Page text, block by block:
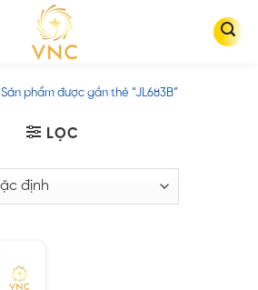
Sản phẩm được gắn thẻ “JL683B”
LỌC